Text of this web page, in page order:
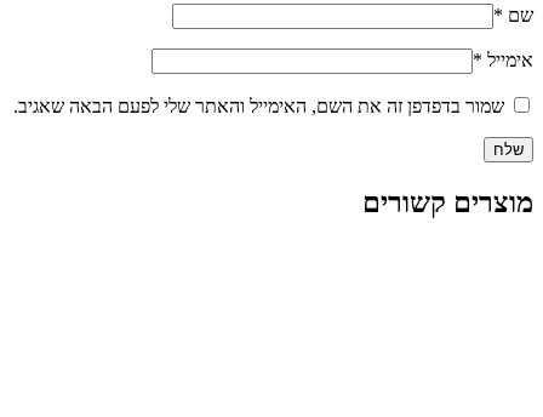
שם *
אימייל *
שמור בדפדפן זה את השם, האימייל והאתר שלי לפעם הבאה שאגיב.
מוצרים קשורים